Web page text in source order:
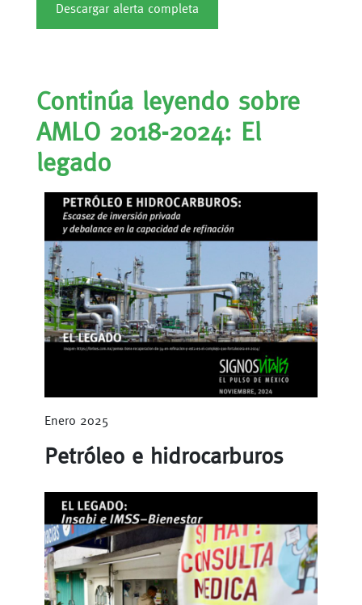
Descargar alerta completa
Continúa leyendo sobre
AMLO 2018-2024: El
legado
Enero 2025
Petróleo e hidrocarburos